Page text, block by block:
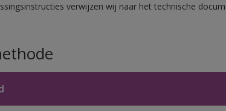
verwijzen wij naar het technische